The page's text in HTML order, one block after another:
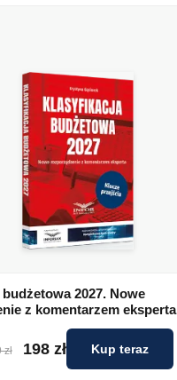
2027. Nowe
z komentarzem eksperta
198 zł Kup teraz